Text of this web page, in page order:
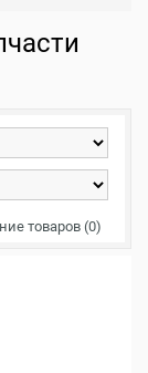
товаров (0)